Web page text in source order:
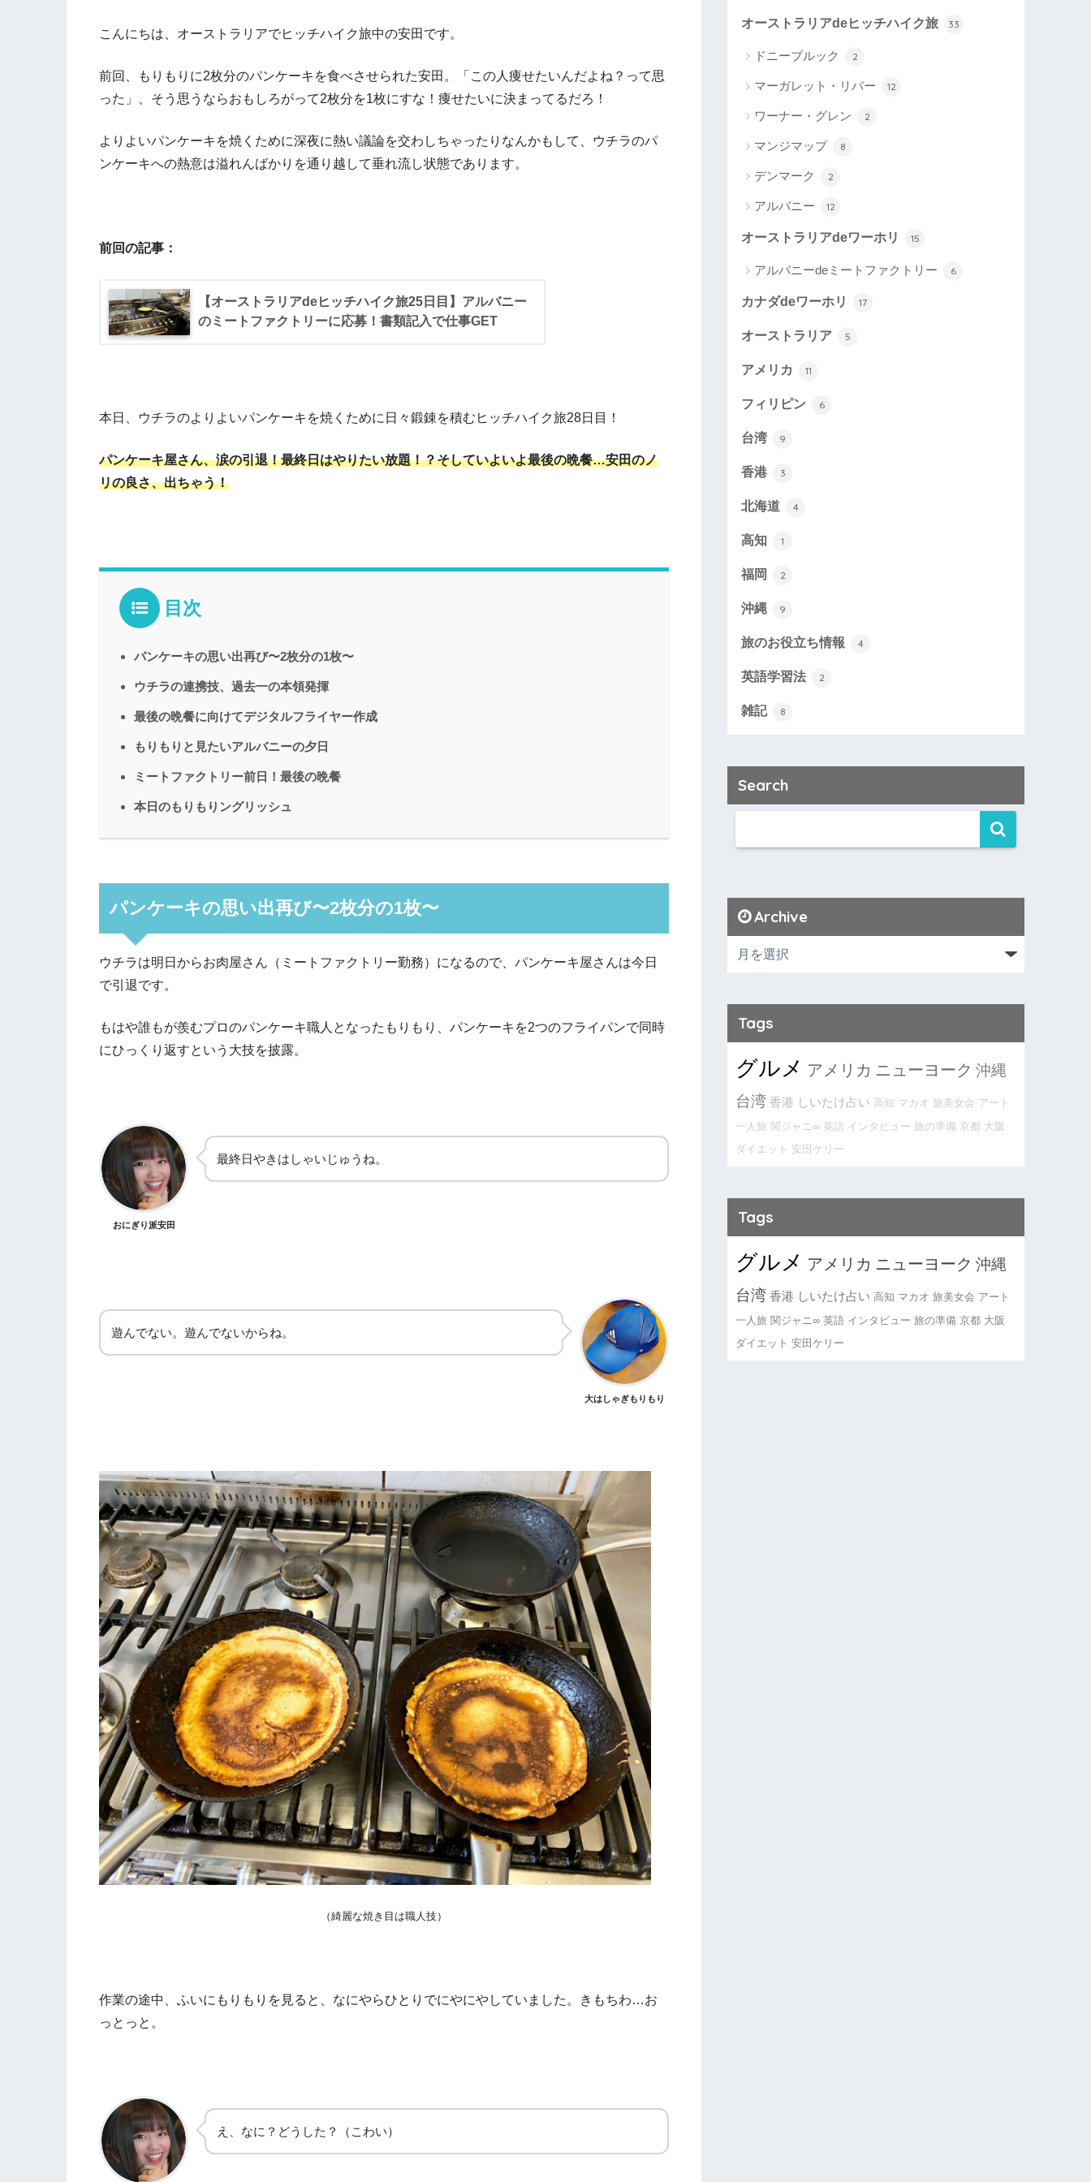
こんにちは、オーストラリアでヒッチハイク旅中の安田です。
前回、もりもりに2枚分のパンケーキを食べさせられた安田。「この人痩せたいんだよね？って思
った」、そう思うならおもしろがって2枚分を1枚にすな！痩せたいに決まってるだろ！
よりよいパンケーキを焼くために深夜に熱い議論を交わしちゃったりなんかもして、ウチラのパ
ンケーキへの熱意は溢れんばかりを通り越して垂れ流し状態であります。
前回の記事：
【オーストラリアdeヒッチハイク旅25日目】アルバニー
のミートファクトリーに応募！書類記入で仕事GET
本日、ウチラのよりよいパンケーキを焼くために日々鍛錬を積むヒッチハイク旅28日目！
パンケーキ屋さん、涙の引退！最終日はやりたい放題！？そしていよいよ最後の晩餐…安田のノ
リの良さ、出ちゃう！
目次
パンケーキの思い出再び〜2枚分の1枚〜
ウチラの連携技、過去一の本領発揮
最後の晩餐に向けてデジタルフライヤー作成
もりもりと見たいアルバニーの夕日
ミートファクトリー前日！最後の晩餐
本日のもりもりングリッシュ
パンケーキの思い出再び〜2枚分の1枚〜
ウチラは明日からお肉屋さん（ミートファクトリー勤務）になるので、パンケーキ屋さんは今日
で引退です。
もはや誰もが羨むプロのパンケーキ職人となったもりもり、パンケーキを2つのフライパンで同時
にひっくり返すという大技を披露。
おにぎり派安田
最終日やきはしゃいじゅうね。
遊んでない。遊んでないからね。
大はしゃぎもりもり
（綺麗な焼き目は職人技）
作業の途中、ふいにもりもりを見ると、なにやらひとりでにやにやしていました。きもちわ…お
っとっと。
え、なに？どうした？（こわい）
オーストラリアdeヒッチハイク旅 33
ドニーブルック 2
マーガレット・リバー 12
ワーナー・グレン 2
マンジマップ 8
デンマーク 2
アルバニー 12
オーストラリアdeワーホリ 15
アルバニーdeミートファクトリー 6
カナダdeワーホリ 17
オーストラリア 5
アメリカ 11
フィリピン 6
台湾 9
香港 3
北海道 4
高知 1
福岡 2
沖縄 9
旅のお役立ち情報 4
英語学習法 2
雑記 8
Search
Archive
Tags
グルメ アメリカ ニューヨーク 沖縄
台湾 香港 しいたけ占い 高知 マカオ 旅美女会 アート
一人旅 関ジャニ∞ 英語 インタビュー 旅の準備 京都 大阪
ダイエット 安田ケリー
Tags
グルメ アメリカ ニューヨーク 沖縄
台湾 香港 しいたけ占い 高知 マカオ 旅美女会 アート
一人旅 関ジャニ∞ 英語 インタビュー 旅の準備 京都 大阪
ダイエット 安田ケリー